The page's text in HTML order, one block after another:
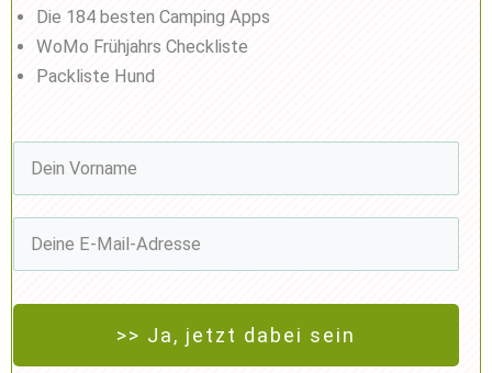
Die 184 besten Camping Apps
WoMo Frühjahrs Checkliste
Packliste Hund
>> Ja, jetzt dabei sein